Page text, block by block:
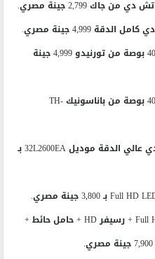
سعر شاشة ال اي دي فل اتش دي 40 بوصة من تورنيدو 4,999 جينة
سعر شاشة فل اتش دي ال اي دي 40 بوصة من باناسونيك TH-
سعر شاشة توشيبا 32 بوصة ال إي دي عالي الدقة موديل 32L2600EA بـ
سعر شاشة 40 بوصة سمارت Full HD LED + رسيفر HD + حامل حائط +